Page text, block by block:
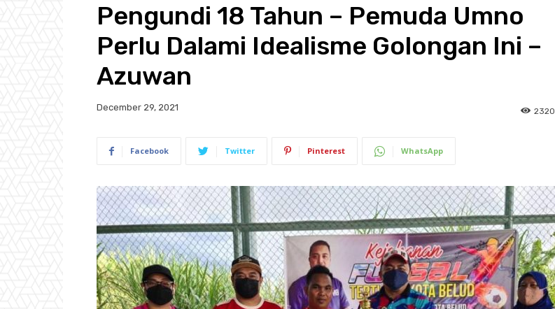
Times
Pengundi 18 Tahun – Pemuda Umno
Perlu Dalami Idealisme Golongan Ini –
Azuwan
December 29, 2021 2320
Facebook Twitter Pinterest WhatsApp